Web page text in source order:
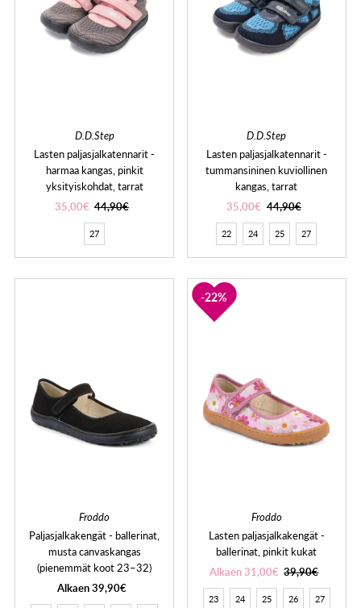
D.D.Step
Lasten paljasjalkatennarit -
harmaa kangas, pinkit
yksityiskohdat, tarrat
35,00€ 44,90€
27
D.D.Step
Lasten paljasjalkatennarit -
tummansininen kuviollinen
kangas, tarrat
35,00€ 44,90€
22 24 25 27
Froddo
Paljasjalkakengät - ballerinat,
musta canvaskangas
(pienemmät koot 23–32)
Alkaen 39,90€
22%
Froddo
Lasten paljasjalkakengät -
ballerinat, pinkit kukat
Alkaen 31,00€ 39,90€
23 24 25 26 27